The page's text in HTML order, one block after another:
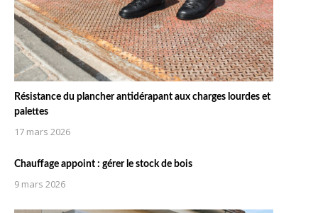
Résistance du plancher antidérapant aux charges lourdes et
palettes
17 mars 2026
Chauffage appoint : gérer le stock de bois
9 mars 2026